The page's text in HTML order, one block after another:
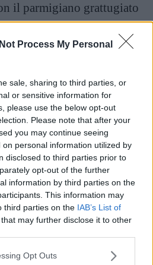
Process My Personal
sale, sharing to third parties, or
or sensitive information for
please use the below opt-out
Please note that after your
you may continue seeing
personal information utilized by
disclosed to third parties prior to
opt-out of the further
information by third parties on the
This information may
third parties on the IAB’s List of
that may further disclose it to other
app uses one or more Google
Opt Outs
il parmigiano grattugiato
preriscaldato a 180°C per